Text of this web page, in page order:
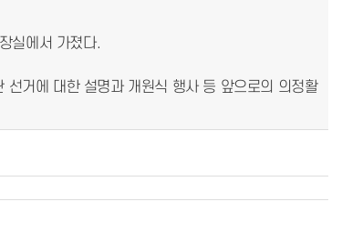
실에서 가졌다.
거에 대한 설명과 개원식 행사 등 앞으로의 의정활